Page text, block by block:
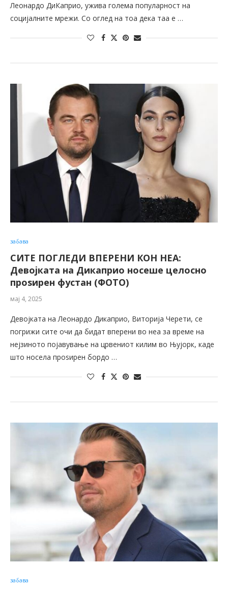
Леонардо ДиКаприо, ужива голема популарност на
социјалните мрежи. Со оглед на тоа дека таа е …
забава
СИТЕ ПОГЛЕДИ ВПЕРЕНИ КОН НЕА:
Девојката на Дикаприо носеше целосно
проѕирен фустан (ФОТО)
мај 4, 2025
Девојката на Леонардо Дикаприо, Виторија Черети, се
погрижи сите очи да бидат вперени во неа за време на
нејзиното појавување на црвениот килим во Њујорк, каде
што носела проѕирен бордо …
забава